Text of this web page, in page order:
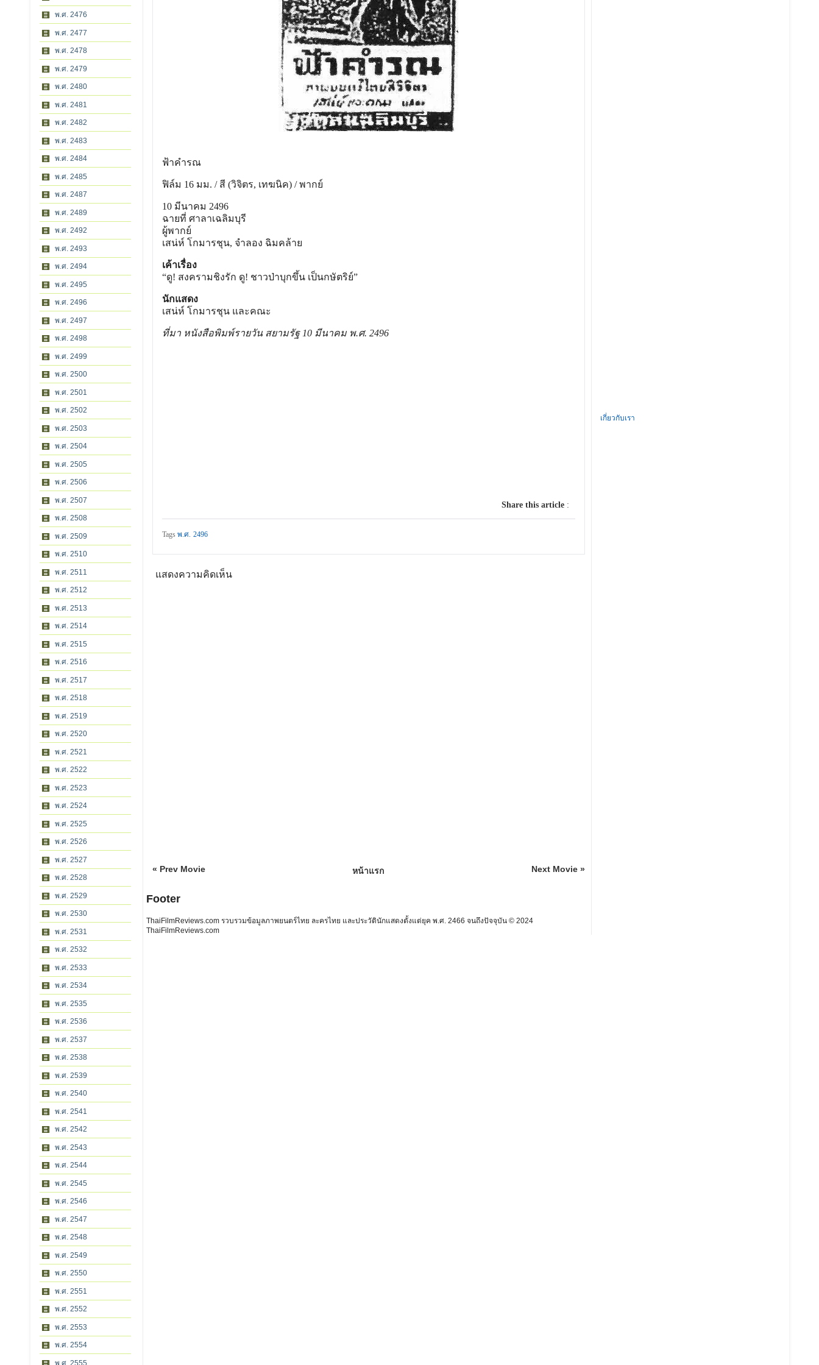
พ.ศ. 2476
พ.ศ. 2477
พ.ศ. 2478
พ.ศ. 2479
พ.ศ. 2480
พ.ศ. 2481
พ.ศ. 2482
พ.ศ. 2483
พ.ศ. 2484
พ.ศ. 2485
พ.ศ. 2487
พ.ศ. 2489
พ.ศ. 2492
พ.ศ. 2493
พ.ศ. 2494
พ.ศ. 2495
พ.ศ. 2496
พ.ศ. 2497
พ.ศ. 2498
พ.ศ. 2499
พ.ศ. 2500
พ.ศ. 2501
พ.ศ. 2502
พ.ศ. 2503
พ.ศ. 2504
พ.ศ. 2505
พ.ศ. 2506
พ.ศ. 2507
พ.ศ. 2508
พ.ศ. 2509
พ.ศ. 2510
พ.ศ. 2511
พ.ศ. 2512
พ.ศ. 2513
พ.ศ. 2514
พ.ศ. 2515
พ.ศ. 2516
พ.ศ. 2517
พ.ศ. 2518
พ.ศ. 2519
พ.ศ. 2520
พ.ศ. 2521
พ.ศ. 2522
พ.ศ. 2523
พ.ศ. 2524
พ.ศ. 2525
พ.ศ. 2526
พ.ศ. 2527
พ.ศ. 2528
พ.ศ. 2529
พ.ศ. 2530
พ.ศ. 2531
พ.ศ. 2532
พ.ศ. 2533
พ.ศ. 2534
พ.ศ. 2535
พ.ศ. 2536
พ.ศ. 2537
พ.ศ. 2538
พ.ศ. 2539
พ.ศ. 2540
พ.ศ. 2541
พ.ศ. 2542
พ.ศ. 2543
พ.ศ. 2544
พ.ศ. 2545
พ.ศ. 2546
พ.ศ. 2547
พ.ศ. 2548
พ.ศ. 2549
พ.ศ. 2550
พ.ศ. 2551
พ.ศ. 2552
พ.ศ. 2553
พ.ศ. 2554
พ.ศ. 2555
ฟ้าคำรณ
ฟิล์ม 16 มม. / สี (วิจิตร, เทฆนิค) / พากย์
10 มีนาคม 2496
ฉายที่ ศาลาเฉลิมบุรี
ผู้พากย์
เสน่ห์ โกมารชุน, จําลอง ฉิมคล้าย
เค้าเรื่อง
“ดู! สงครามชิงรัก ดู! ชาวป่าบุกขึ้น เป็นกษัตริย์”
นักแสดง
เสน่ห์ โกมารชุน และคณะ
ที่มา หนังสือพิมพ์รายวัน สยามรัฐ 10 มีนาคม พ.ศ. 2496
Share this article:
Tagsพ.ศ. 2496
แสดงความคิดเห็น
« Prev Movie Next Movie »
หน้าแรก
Footer
ThaiFilmReviews.com รวบรวมข้อมูลภาพยนตร์ไทย ละครไทย และประวัตินักแสดงตั้งแต่ยุค พ.ศ. 2466 จนถึงปัจจุบัน © 2024
ThaiFilmReviews.com
เกี่ยวกับเรา